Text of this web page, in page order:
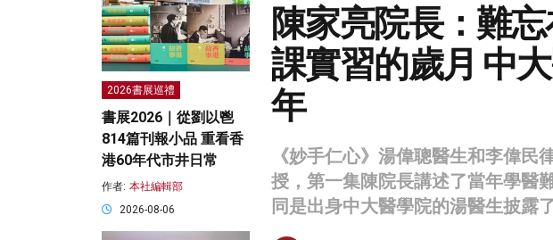
陳家亮院長：難
課實習的歲月 中
年
《妙手仁心》湯偉聰醫生和李偉
授，第一集陳院長講述了當年學醫
同是出身中大醫學院的湯醫生披露
2026書展巡禮
書展2026｜從劉以鬯
814篇刊報小品 重看香
港60年代市井日常
作者: 本社編輯部
2026-08-06